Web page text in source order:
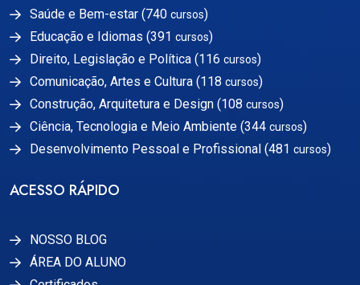
Saúde e Bem-estar (740 cursos)
Educação e Idiomas (391 cursos)
Direito, Legislação e Política (116 cursos)
Comunicação, Artes e Cultura (118 cursos)
Construção, Arquitetura e Design (108 cursos)
Ciência, Tecnologia e Meio Ambiente (344 cursos)
Desenvolvimento Pessoal e Profissional (481 cursos)
ACESSO RÁPIDO
NOSSO BLOG
ÁREA DO ALUNO